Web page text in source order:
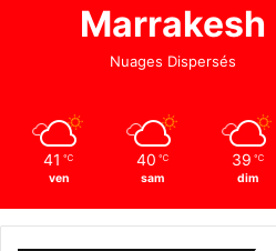
Marrakesh
Nuages Dispersés
41 ℃
ven
40 ℃
sam
39 ℃
dim